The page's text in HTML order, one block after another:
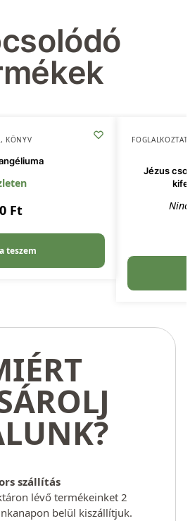
, KÖNYV
Ft
teszem
Jézus
szállítás
lévő termékeinket 2
belül kiszállítjuk.